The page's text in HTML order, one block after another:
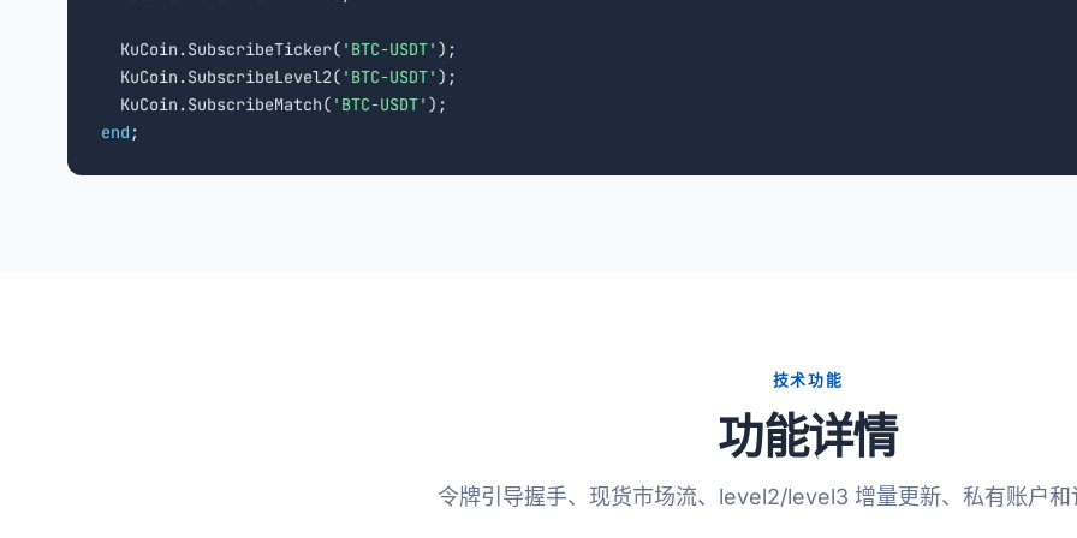
  KuCoin.SubscribeTicker(
'BTC-USDT' );
  KuCoin.SubscribeLevel2(
'BTC-USDT' );
  KuCoin.SubscribeMatch(
'BTC-USDT'
end ;
技术功能
功能详情
令牌引导握手、现货市场流、level2/level3 增量更新、私有账户和